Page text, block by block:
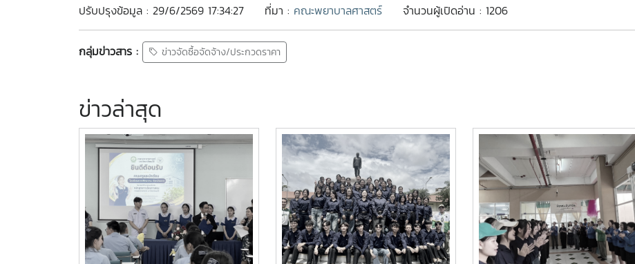
ปรับปรุงข้อมูล : 29/6/2569 17:34:27 ที่มา : คณะพยาบาลศาสตร์ จำนวนผู้เปิดอ่าน : 1206
กลุ่มข่าวสาร : ข่าวจัดซื้อจัดจ้าง/ประกวดราคา
ข่าวล่าสุด